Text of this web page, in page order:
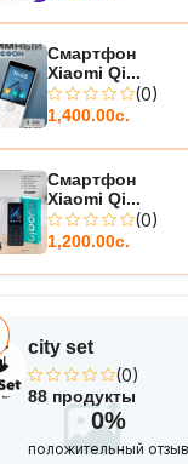
Смартфон
Xiaomi Qi...
(0)
1,400.00с.
Смартфон
Xiaomi Qi...
(0)
1,200.00с.
city set
(0)
88 продукты
0%
положительный отзыв